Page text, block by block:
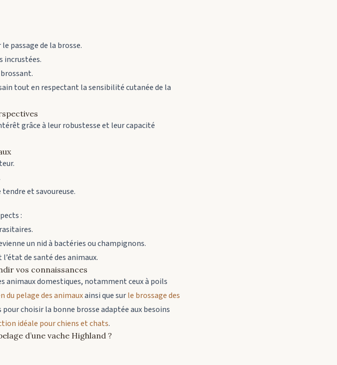
passage de la brosse.
incrustées.
tout en respectant la sensibilité cutanée de la
grâce à leur robustesse et leur capacité
et savoureuse.
:
un nid à bactéries ou champignons.
de santé des animaux.
vos connaissances
animaux domestiques, notamment ceux à poils
du pelage des animauxainsi que surle brossage des
choisir la bonne brosse adaptée aux besoins
idéale pour chiens et chats.
d’une vache Highland ?